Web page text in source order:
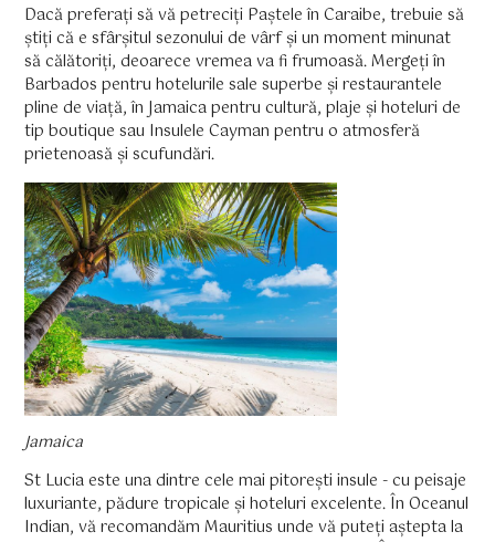
Dacă preferați să vă petreciți Paștele în Caraibe, trebuie să
știți că e sfârșitul sezonului de vârf și un moment minunat
să călătoriți, deoarece vremea va fi frumoasă. Mergeți în
Barbados pentru hotelurile sale superbe și restaurantele
pline de viață, în Jamaica pentru cultură, plaje și hoteluri de
tip boutique sau Insulele Cayman pentru o atmosferă
prietenoasă și scufundări.
Jamaica
St Lucia este una dintre cele mai pitorești insule - cu peisaje
luxuriante, pădure tropicale și hoteluri excelente. În Oceanul
Indian, vă recomandăm Mauritius unde vă puteți aștepta la